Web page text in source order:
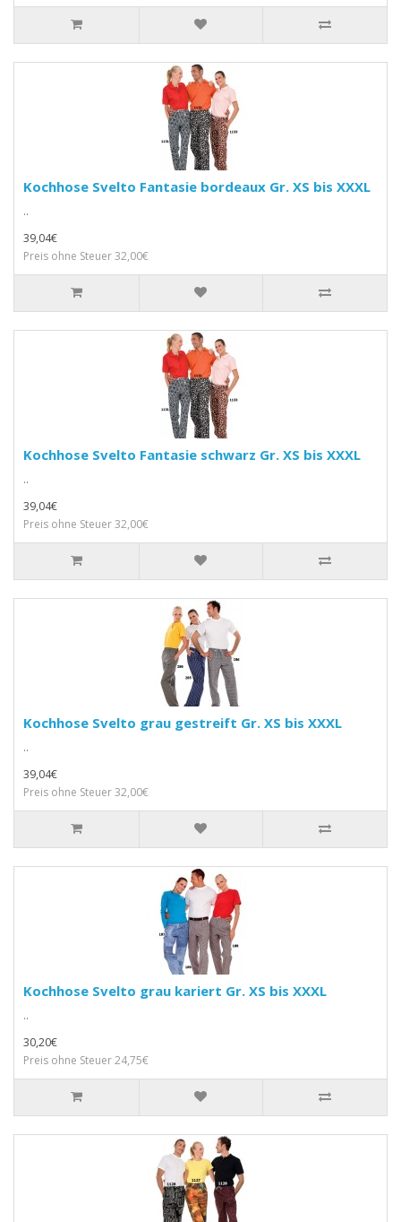
Kochhose Svelto Fantasie bordeaux Gr. XS bis XXXL
..
39,04€
Preis ohne Steuer 32,00€
Kochhose Svelto Fantasie schwarz Gr. XS bis XXXL
..
39,04€
Preis ohne Steuer 32,00€
Kochhose Svelto grau gestreift Gr. XS bis XXXL
..
39,04€
Preis ohne Steuer 32,00€
Kochhose Svelto grau kariert Gr. XS bis XXXL
..
30,20€
Preis ohne Steuer 24,75€